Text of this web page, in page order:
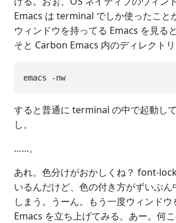
Emacs は terminal でしか使ったこと
ウィンドウを持ってる Emacs を見る
そと Carbon Emacs 内のディレクトリ
すると普通に terminal の中で起動し
し。
……。
あれ。色分けがおかしくね？ font-
いるんだけど、色の付き方がずいぶん
しまう。うーん。もう一度ウィンドウ
Emacs を立ち上げてみる。あー。何